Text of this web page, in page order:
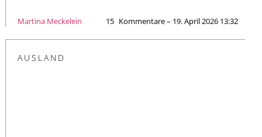
Martina Meckelein 15 Kommentare – 19. April 2026 13:32
AUSLAND